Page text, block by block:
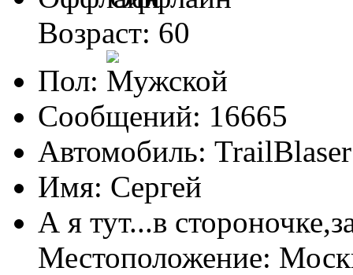
Возраст: 60
Пол:
Сообщений: 16665
Автомобиль:
Имя: Сергей
А я тут...в
Местоположение: